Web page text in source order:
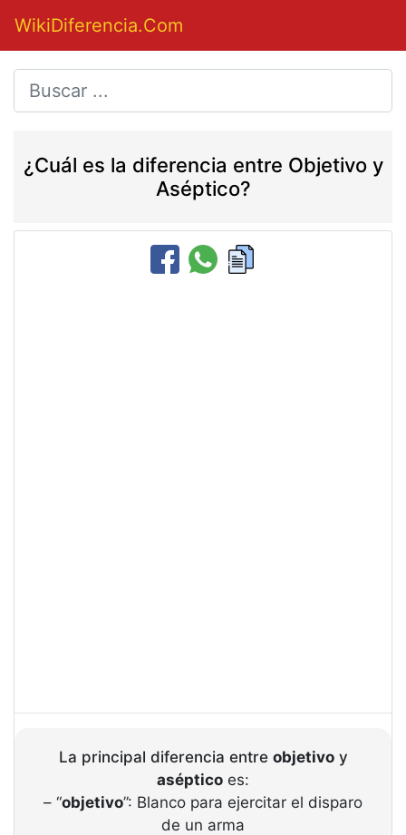
WikiDiferencia.Com
¿Cuál es la diferencia entre Objetivo y
Aséptico?
La principal diferencia entre objetivoy
aséptico es:
– “objetivo”: Blanco para ejercitar el disparo
de un arma